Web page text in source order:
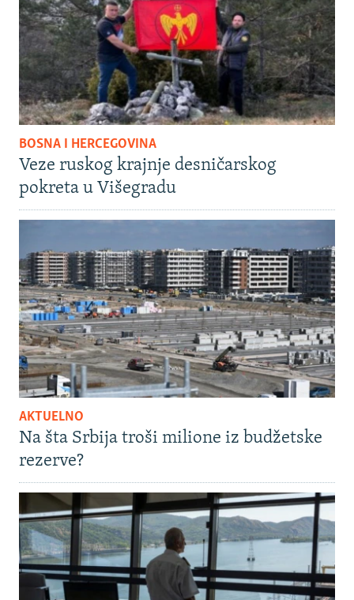
BOSNA I HERCEGOVINA
Veze ruskog krajnje desničarskog
pokreta u Višegradu
AKTUELNO
Na šta Srbija troši milione iz budžetske
rezerve?